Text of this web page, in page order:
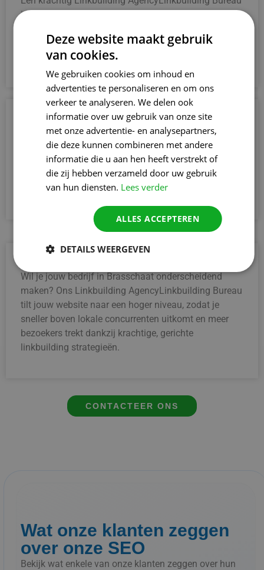
in Brasschaat helpt jouw website om autoriteit te
vergroten niet alleen je online geloofwaardigheid,
maar zorgen ook voor een betere ranking in Google.
3. Grotere geloofwaardigheid online
Een krachtig Linkbuilding AgencyLinkbuilding Bureau
in Brasschaat helpt jouw website om autoriteit te
winnen. Kwalitatieve links van betrouwbare bronnen
vergroten niet alleen je online geloofwaardigheid,
maar zorgen ook voor een betere ranking in Google.
Wil je jouw bedrijf in Brasschaat onderscheidend
maken? Ons Linkbuilding AgencyLinkbuilding Bureau
tilt jouw website naar een hoger niveau, zodat je
sneller boven lokale concurrenten uitkomt en meer
bezoekers trekt dankzij krachtige, gerichte
linkbuilding strategieën.
CONTACTEER ONS
Wat onze klanten zeggen
over onze SEO
Bekijk wat enkele van onze klanten zeggen over hun
Deze website maakt gebruik
van cookies.
We gebruiken cookies om inhoud en
advertenties te personaliseren en om ons
verkeer te analyseren. We delen ook
informatie over uw gebruik van onze site
met onze advertentie- en analysepartners,
die deze kunnen combineren met andere
informatie die u aan hen heeft verstrekt of
die zij hebben verzameld door uw gebruik
van hun diensten. Lees verder
ALLES ACCEPTEREN
DETAILS WEERGEVEN